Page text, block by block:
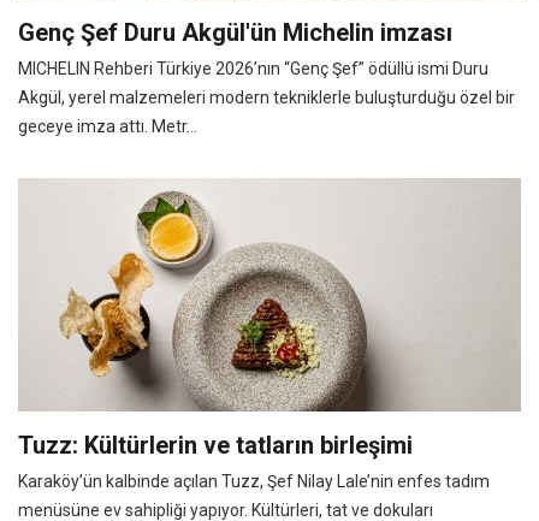
Genç Şef Duru Akgül'ün Michelin imzası
MICHELIN Rehberi Türkiye 2026’nın “Genç Şef” ödüllü ismi Duru
Akgül, yerel malzemeleri modern tekniklerle buluşturduğu özel bir
geceye imza attı. Metr...
Tuzz: Kültürlerin ve tatların birleşimi
Karaköy’ün kalbinde açılan Tuzz, Şef Nilay Lale’nin enfes tadım
menüsüne ev sahipliği yapıyor. Kültürleri, tat ve dokuları